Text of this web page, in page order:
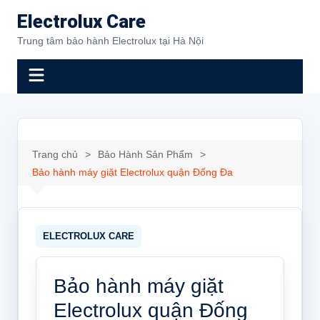
đến
phần
Electrolux Care
Trung tâm bảo hành Electrolux tại Hà Nội
Trang chủ
Bảo Hành Sản Phẩm
Bảo hành máy giặt Electrolux quận Đống Đa
Bảo hành máy giặt
Electrolux quận Đống